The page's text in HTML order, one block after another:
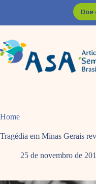
Doe
Home
Tragédia em Minas Gerais
25 de novembro de